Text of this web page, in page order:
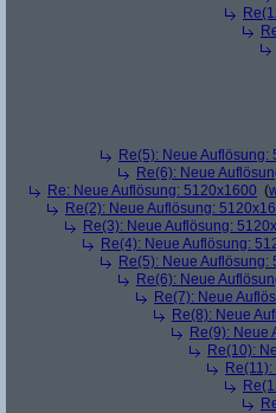
Re(5): Neue Auflösung:
Re(6): Neue
Re: Neue Auflösung: 5120x1600 (
Re(2): Neue Auflösung:
Re(3): Neue Auflösung:
Re(4): Neue Auflösung:
Re(5): Neue Auflösung:
Re(6): Neue
Re(7): Neue
Re(8): Neue
Re(9): Neue
Re(10):